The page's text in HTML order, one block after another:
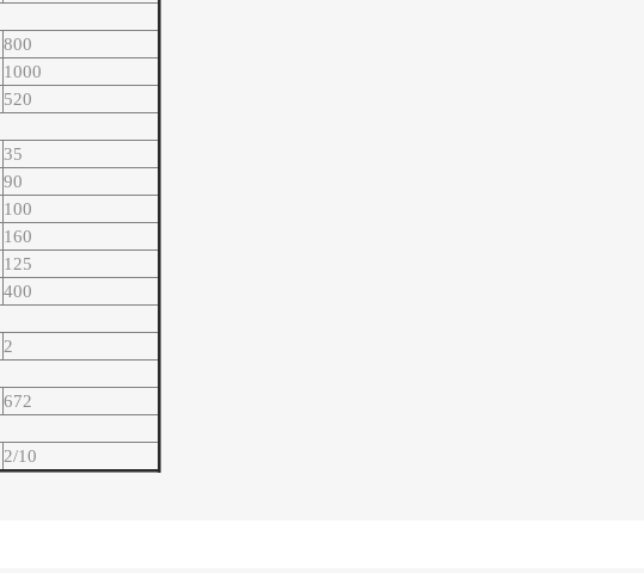
800
1000
520
35
90
100
160
125
400
2
672
2/10